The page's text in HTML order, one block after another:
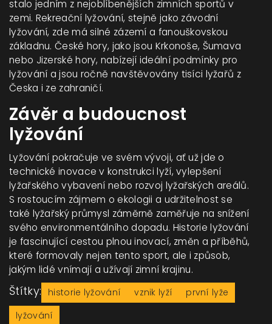
stalo jedním z nejoblíbenějších zimních sportů v
zemi. Rekreační lyžování, stejně jako závodní
lyžování, zde má silné zázemí a fanouškovskou
základnu. České hory, jako jsou Krkonoše, Šumava
nebo Jizerské hory, nabízejí ideální podmínky pro
lyžování a jsou ročně navštěvovány tisíci lyžařů z
Česka i ze zahraničí.
Závěr a budoucnost
lyžování
Lyžování pokračuje ve svém vývoji, ať už jde o
technické inovace v konstrukci lyží, vylepšení
lyžařského vybavení nebo rozvoj lyžařských areálů.
S rostoucím zájmem o ekologii a udržitelnost se
také lyžařský průmysl záměrně zaměřuje na snížení
svého environmentálního dopadu. Historie lyžování
je fascinující cestou plnou inovací, změn a příběhů,
které formovaly nejen tento sport, ale i způsob,
jakým lidé vnímají a užívají zimní krajinu.
Štítky: historie lyžování vznik lyží
první lyže
lyžování